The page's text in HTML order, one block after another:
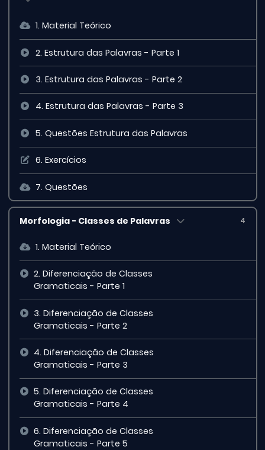
1. Material Teórico
2. Estrutura das Palavras - Parte 1
3. Estrutura das Palavras - Parte 2
4. Estrutura das Palavras - Parte 3
5. Questões Estrutura das Palavras
6. Exercícios
7. Questões
Morfologia - Classes de Palavras 4
1. Material Teórico
2. Diferenciação de Classes
Gramaticais - Parte 1
3. Diferenciação de Classes
Gramaticais - Parte 2
4. Diferenciação de Classes
Gramaticais - Parte 3
5. Diferenciação de Classes
Gramaticais - Parte 4
6. Diferenciação de Classes
Gramaticais - Parte 5